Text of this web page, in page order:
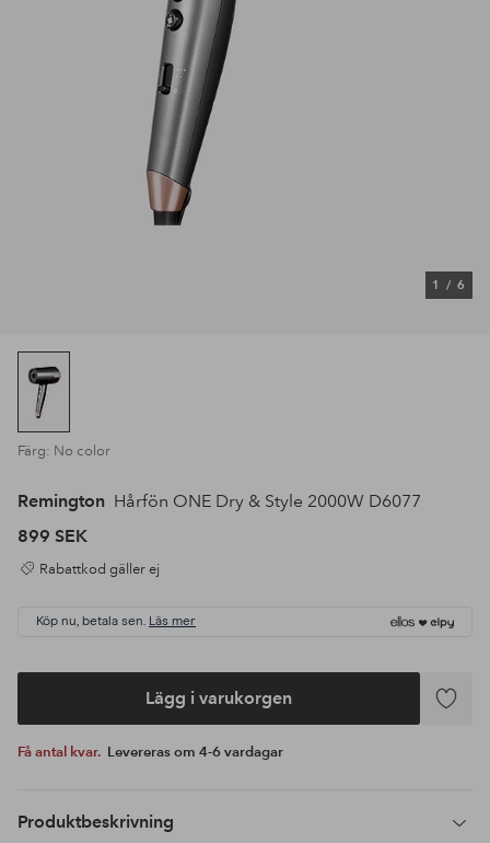
1 / 6
Färg: No color
Remington Hårfön ONE Dry & Style 2000W D6077
899 SEK
Rabattkod gäller ej
Köp nu, betala sen. Läs mer
Lägg i varukorgen
Lägg
Få antal kvar. Levereras om 4-6 vardagar
Produktbeskrivning